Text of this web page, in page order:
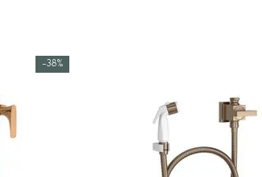
-38%
COMPRAR AGORA